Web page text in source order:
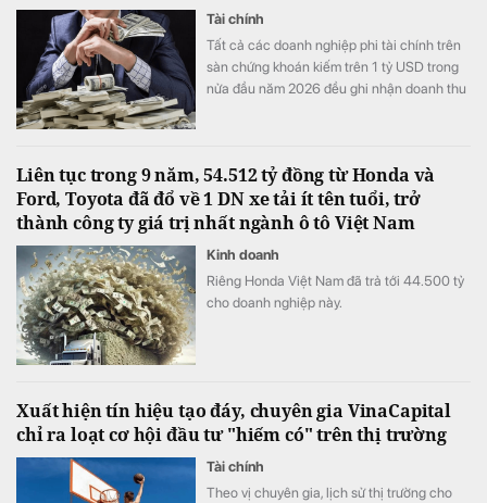
Tài chính
Tất cả các doanh nghiệp phi tài chính trên
sàn chứng khoán kiếm trên 1 tỷ USD trong
nửa đầu năm 2026 đều ghi nhận doanh thu
Liên tục trong 9 năm, 54.512 tỷ đồng từ Honda và
Ford, Toyota đã đổ về 1 DN xe tải ít tên tuổi, trở
thành công ty giá trị nhất ngành ô tô Việt Nam
Kinh doanh
Riêng Honda Việt Nam đã trả tới 44.500 tỷ
cho doanh nghiệp này.
Xuất hiện tín hiệu tạo đáy, chuyên gia VinaCapital
chỉ ra loạt cơ hội đầu tư "hiếm có" trên thị trường
Tài chính
Theo vị chuyên gia, lịch sử thị trường cho